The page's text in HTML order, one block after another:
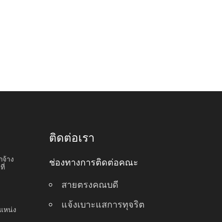
าง
หน่ง
ติดต่อเรา
ช่องทางการติดต่อคณะ
สายตรงคณบดี
แจ้งเบาะแสการทุจริต